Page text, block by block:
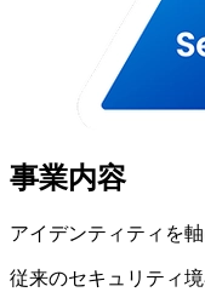
事業内容
アイデンティティを
従来のセキュリティ